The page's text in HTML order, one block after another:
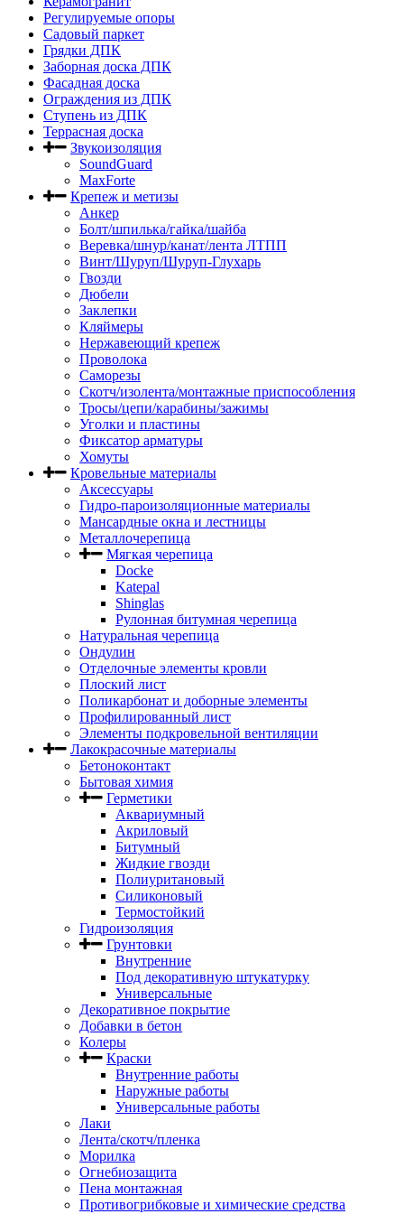
Регулируемые опоры
Садовый паркет
Грядки ДПК
Заборная доска ДПК
Фасадная доска
Ограждения из ДПК
Ступень из ДПК
Террасная доска
Звукоизоляция
SoundGuard
MaxForte
Крепеж и метизы
Анкер
Болт/шпилька/гайка/шайба
Веревка/шнур/канат/лента ЛТПП
Винт/Шуруп/Шуруп-Глухарь
Гвозди
Дюбели
Заклепки
Кляймеры
Нержавеющий крепеж
Проволока
Саморезы
Скотч/изолента/монтажные приспособления
Тросы/цепи/карабины/зажимы
Уголки и пластины
Фиксатор арматуры
Хомуты
Кровельные материалы
Аксессуары
Гидро-пароизоляционные материалы
Мансардные окна и лестницы
Металлочерепица
Мягкая черепица
Docke
Katepal
Shinglas
Рулонная битумная черепица
Натуральная черепица
Ондулин
Отделочные элементы кровли
Плоский лист
Поликарбонат и доборные элементы
Профилированный лист
Элементы подкровельной вентиляции
Лакокрасочные материалы
Бетоноконтакт
Бытовая химия
Герметики
Аквариумный
Акриловый
Битумный
Жидкие гвозди
Полиуритановый
Силиконовый
Термостойкий
Гидроизоляция
Грунтовки
Внутренние
Под декоративную штукатурку
Универсальные
Декоративное покрытие
Добавки в бетон
Колеры
Краски
Внутренние работы
Наружные работы
Универсальные работы
Лаки
Лента/скотч/пленка
Морилка
Огнебиозащита
Пена монтажная
Противогрибковые и химические средства